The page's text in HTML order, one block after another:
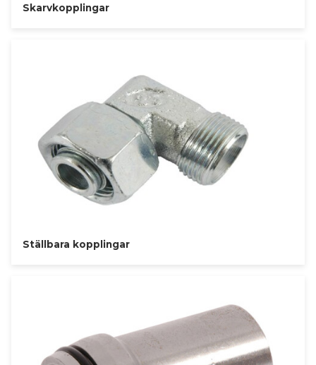
Skarvkopplingar
Ställbara kopplingar